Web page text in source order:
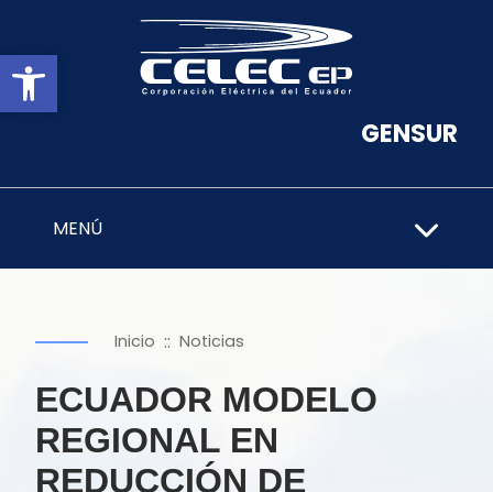
Abrir barra de herramientas
GENSUR
MENÚ
Inicio :: Noticias
ECUADOR MODELO
REGIONAL EN
REDUCCIÓN DE